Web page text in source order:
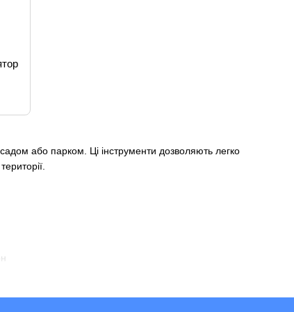
або парком. Ці інструменти дозволяють легко